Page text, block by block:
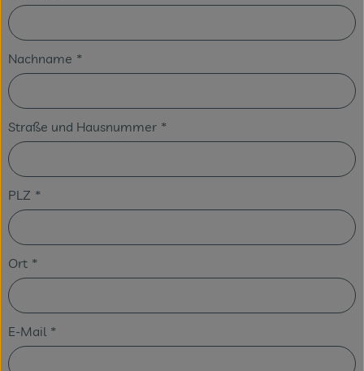
Nachname *
Straße und Hausnummer *
PLZ *
Ort *
E-Mail *